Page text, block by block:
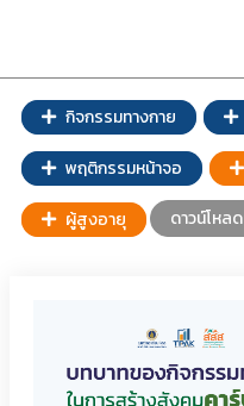
กิจกรรมทางกาย
พฤติกรรมหน้าจอ
ผู้สูงอายุ ดาวน์โหลด